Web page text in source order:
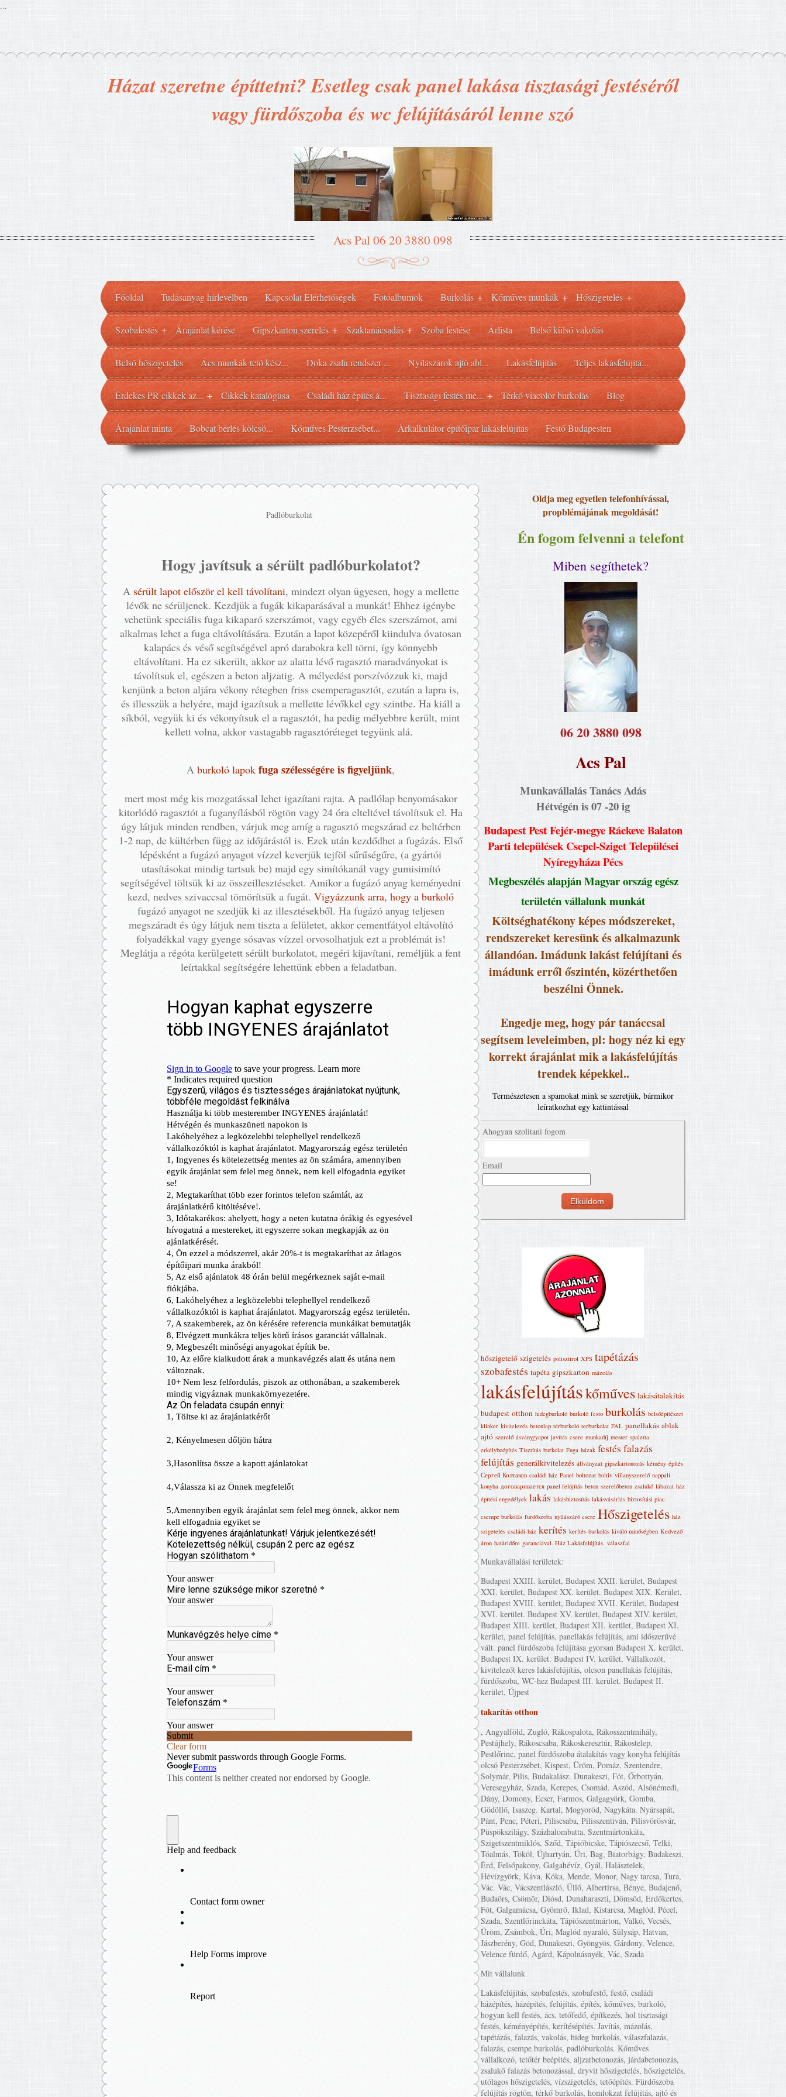
...
Házat szeretne építtetni? Esetleg csak panel lakása tisztasági festéséről
vagy fürdőszoba és wc felújításáról lenne szó
Acs Pal 06 20 3880 098
Főoldal Tudásanyag hírlevélben Kapcsolat Elérhetőségek Fotóalbumok Burkolás + Kőműves munkák + Hőszigetelés +
Szobafestés + Árajánlat kérése Gipszkarton szerelés + Szaktanácsadás + Szoba festése Árlista Belső külső vakolás
Belső hőszigetelés Ács munkák tető kész... Doka zsalu rendszer ... Nyílászárok ajtó abl... Lakásfelújítás Teljes lakásfelújítá...
Érdekes PR cikkek az... + Cikkek katalógusa Családi ház építés á... Tisztasági festés mé... + Térkő viacolor burkolás Blog
Árajánlat minta Bobcat bérlés kölcsö... Kőműves Pesterzsébet... Árkalkulátor építőipar lakásfelújítás Festő Budapesten
Padlóburkolat
Hogy javítsuk a sérült padlóburkolatot?
A sérült lapot először el kell távolítani, mindezt olyan ügyesen, hogy a mellette
lévők ne sérüljenek. Kezdjük a fugák kikaparásával a munkát! Ehhez igénybe
vehetünk speciális fuga kikaparó szerszámot, vagy egyéb éles szerszámot, ami
alkalmas lehet a fuga eltávolítására. Ezután a lapot közepéről kiindulva óvatosan
kalapács és véső segítségével apró darabokra kell törni, így könnyebb
eltávolítani. Ha ez sikerült, akkor az alatta lévő ragasztó maradványokat is
távolítsuk el, egészen a beton aljzatig. A mélyedést porszívózzuk ki, majd
kenjünk a beton aljára vékony rétegben friss csemperagasztót, ezután a lapra is,
és illesszük a helyére, majd igazítsuk a mellette lévőkkel egy szintbe. Ha kiáll a
síkból, vegyük ki és vékonyítsuk el a ragasztót, ha pedig mélyebbre került, mint
kellett volna, akkor vastagabb ragasztóréteget tegyünk alá.
A burkoló lapok fuga szélességére is figyeljünk,
mert most még kis mozgatással lehet igazítani rajta. A padlólap benyomásakor
kitorlódó ragasztót a fuganyílásból rögtön vagy 24 óra elteltével távolítsuk el. Ha
úgy látjuk minden rendben, várjuk meg amíg a ragasztó megszárad ez beltérben
1-2 nap, de kültérben függ az időjárástól is. Ezek után kezdődhet a fugázás. Első
lépésként a fugázó anyagot vízzel keverjük tejföl sűrűségűre, (a gyártói
utasításokat mindig tartsuk be) majd egy simítókanál vagy gumisimító
segítségével töltsük ki az összeillesztéseket. Amikor a fugázó anyag keményedni
kezd, nedves szivaccsal tömörítsük a fugát. Vigyázzunk arra, hogy a burkoló
fugázó anyagot ne szedjük ki az illesztésekből. Ha fugázó anyag teljesen
megszáradt és úgy látjuk nem tiszta a felületet, akkor cementfátyol eltávolító
folyadékkal vagy gyenge sósavas vízzel orvosolhatjuk ezt a problémát is!
Meglátja a régóta kerülgetett sérült burkolatot, megéri kijavítani, reméljük a fent
leírtakkal segítségére lehettünk ebben a feladatban.
Oldja meg egyetlen telefonhívással,
propblémájának megoldását!
Én fogom felvenni a telefont
Miben segíthetek?
​06 20 3880 098
Acs Pal
Munkavállalás Tanács Adás
Hétvégén is 07 -20 ig
Budapest Pest Fejér-megye Ráckeve Balaton
Parti települések Csepel-Sziget Települései
Nyíregyháza Pécs
Megbeszélés alapján Magyar ország egész
területén vállalunk munkát
Költséghatékony képes módszereket,
rendszereket keresünk és alkalmazunk
állandóan. Imádunk lakást felújítani és
imádunk erről őszintén, közérthetően
beszélni Önnek.
Engedje meg, hogy pár tanáccsal
segítsem leveleimben, pl: hogy néz ki egy
korrekt árajánlat mik a lakásfelújítás
trendek képekkel..
Természetesen a spamokat mink se szeretjük, bármikor
leíratkozhat egy kattintással
Ahogyan szolitani fogom
Email
hőszigetelő szigetelés polisztirol XPS tapétázás
szobafestés tapéta gipszkarton mázolás
lakásfelújításkőműves lakásátalakítás
budapest otthon hidegburkoló burkoló festo burkolás belsőépítészet
klinker kivitelezés betonlap térburkoló terburkolat FAL panellakás ablak
ajtó szerelő ásványgyapot javítás csere munkadíj mester spaletta
erkélybeépítés Tisztítás burkolat Fuga házak festés falazás
felújítás generálkivitelezés állványzat gipszkartonozás kémény építés
Сергей Колтаков családi ház Panel boltozat boltiv villanyszerelő nappali
konyha договаривается panel felújítás beton szerelőbeton zsalukő lábazat ház
építési engedélyek lakás lakásbiztosítás lakásvásárlás biztosítási piac
csempe burkolás fürdőszoba nyílászáró csere Hőszigetelés ház
szigetelés családi-ház kerítés kerítés-burkolás kiváló minőségben Kedvező
áron határidőre garanciával. Ház Lakásfelújítás‎. válaszfal
Munkavállalási területek:
Budapest XXIII. kerület, Budapest XXII. kerület, Budapest
XXI. kerület, Budapest XX. kerület. Budapest XIX. Kerület,
Budapest XVIII. kerület, Budapest XVII. Kerület, Budapest
XVI. kerület. Budapest XV. kerület, Budapest XIV. kerület,
Budapest XIII. kerület, Budapest XII. kerület, Budapest XI.
kerület, panel felújítás, panellakás felújítás, ami időszerűvé
vált. panel fürdőszoba felújítása gyorsan Budapest X. kerület,
Budapest IX. kerület. Budapest IV. kerület, Vállalkozót,
kivitelezőt keres lakásfelújítás, olcson panellakás felújítás,
fürdőszoba, WC-hez Budapest III. kerület. Budapest II.
kerület, Újpest
takarítás otthon
, Angyalföld, Zugló, Rákospalota, Rákosszentmihály,
Pestújhely, Rákoscsaba, Rákoskeresztúr, Rákostelep,
Pestlőrinc, panel fürdőszoba átalakítás vagy konyha felújítás
olcsó Pesterzsébet, Kispest, Üröm, Pomáz, Szentendre,
Solymár, Pilis, Budakalász. Dunakeszi, Fót, Őrbottyán,
Veresegyház, Szada, Kerepes, Csomád. Aszód, Alsónémedi,
Dány, Domony, Ecser, Farmos, Galgagyörk, Gomba,
Gödöllő, Isaszeg. Kartal, Mogyoród, Nagykáta. Nyársapát,
Pánt, Penc, Péteri, Piliscsaba, Pilisszentiván, Pilisvörösvár,
Püspökszilágy, Százhalombatta, Szentmártonkáta,
Szigetszentmiklós, Sződ, Tápióbicske, Tápiószecső, Telki,
Tóalmás, Tököl, Újhartyán, Úri, Bag, Biatorbágy, Budakeszi,
Érd, Felsőpakony, Galgahévíz, Gyál, Halásztelek,
Hévízgyörk, Káva, Kóka, Mende, Monor, Nagy tarcsa, Tura,
Vác. Vác, Vácszentlászló, Üllő, Albertirsa, Bénye, Budajenő,
Budaörs, Csömör, Diósd, Dunaharaszti, Dömsöd, Erdőkertes,
Fót, Galgamácsa, Gyömrő, Iklad, Kistarcsa, Maglód, Pécel,
Szada, Szentlőrinckáta, Tápiószentmárton, Valkó, Vecsés,
Üröm, Zsámbok, Úri, Maglód nyaraló, Sülysáp, Hatvan,
Jászberény, Göd, Dunakeszi, Gyöngyös, Gárdony, Velence,
Velence fürdő, Agárd, Kápolnásnyék, Vác, Szada
Mit vállalunk
Lakásfelújítás, szobafestés, szobafestő, festő, családi
házépítés, házépítés, felújítás, építés, kőműves, burkoló,
hogyan kell festés, ács, tetőfedő, építkezés, hol tisztasági
festés, kéményépítés, kerítésépítés. Javítás, mázolás,
tapétázás, falazás, vakolás, hideg burkolás, válaszfalazás,
falazás, csempe burkolás, padlóburkolás. Kőműves
vállalkozó, tetőtér beépítés, aljzatbetonozás, járdabetonozás,
zsalukő falazás betonozással, dryvit hőszigetelés, hőszigetelés,
utólagos hőszigetelés, vízszigetelés, tetőépítés. Fürdőszoba
felújítás rögtön, térkő burkolás, homlokzat felújítás, ajtó és